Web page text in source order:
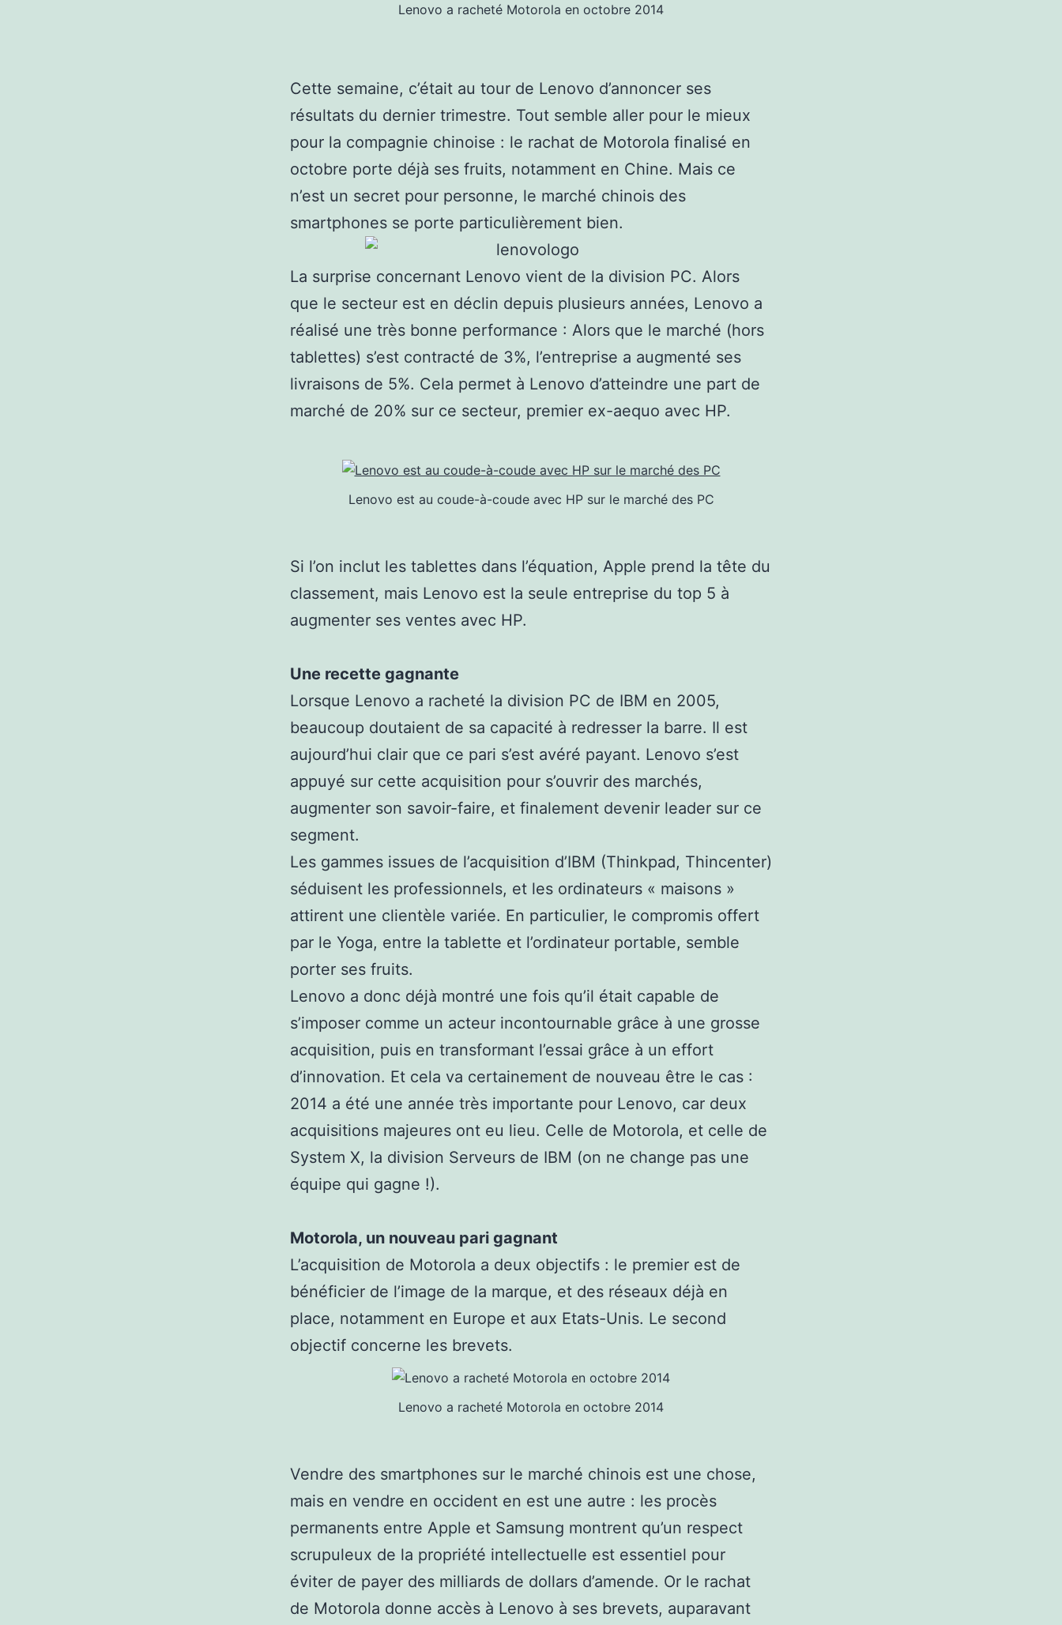
Lenovo a racheté Motorola en octobre 2014
Cette semaine, c’était au tour de Lenovo d’annoncer ses
résultats du dernier trimestre. Tout semble aller pour le mieux
pour la compagnie chinoise : le rachat de Motorola finalisé en
octobre porte déjà ses fruits, notamment en Chine. Mais ce
n’est un secret pour personne, le marché chinois des
smartphones se porte particulièrement bien.
La surprise concernant Lenovo vient de la division PC. Alors
que le secteur est en déclin depuis plusieurs années, Lenovo a
réalisé une très bonne performance : Alors que le marché (hors
tablettes) s’est contracté de 3%, l’entreprise a augmenté ses
livraisons de 5%. Cela permet à Lenovo d’atteindre une part de
marché de 20% sur ce secteur, premier ex-aequo avec HP.
Lenovo est au coude-à-coude avec HP sur le marché des PC
Si l’on inclut les tablettes dans l’équation, Apple prend la tête du
classement, mais Lenovo est la seule entreprise du top 5 à
augmenter ses ventes avec HP.
Une recette gagnante
Lorsque Lenovo a racheté la division PC de IBM en 2005,
beaucoup doutaient de sa capacité à redresser la barre. Il est
aujourd’hui clair que ce pari s’est avéré payant. Lenovo s’est
appuyé sur cette acquisition pour s’ouvrir des marchés,
augmenter son savoir-faire, et finalement devenir leader sur ce
segment.
Les gammes issues de l’acquisition d’IBM (Thinkpad, Thincenter)
séduisent les professionnels, et les ordinateurs « maisons »
attirent une clientèle variée. En particulier, le compromis offert
par le Yoga, entre la tablette et l’ordinateur portable, semble
porter ses fruits.
Lenovo a donc déjà montré une fois qu’il était capable de
s’imposer comme un acteur incontournable grâce à une grosse
acquisition, puis en transformant l’essai grâce à un effort
d’innovation. Et cela va certainement de nouveau être le cas :
2014 a été une année très importante pour Lenovo, car deux
acquisitions majeures ont eu lieu. Celle de Motorola, et celle de
System X, la division Serveurs de IBM (on ne change pas une
équipe qui gagne !).
Motorola, un nouveau pari gagnant
L’acquisition de Motorola a deux objectifs : le premier est de
bénéficier de l’image de la marque, et des réseaux déjà en
place, notamment en Europe et aux Etats-Unis. Le second
objectif concerne les brevets.
Lenovo a racheté Motorola en octobre 2014
Vendre des smartphones sur le marché chinois est une chose,
mais en vendre en occident en est une autre : les procès
permanents entre Apple et Samsung montrent qu’un respect
scrupuleux de la propriété intellectuelle est essentiel pour
éviter de payer des milliards de dollars d’amende. Or le rachat
de Motorola donne accès à Lenovo à ses brevets, auparavant